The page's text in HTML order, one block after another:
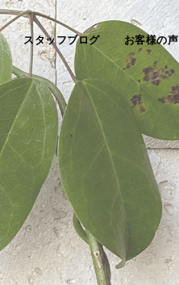
スタッフブログ お客様の声